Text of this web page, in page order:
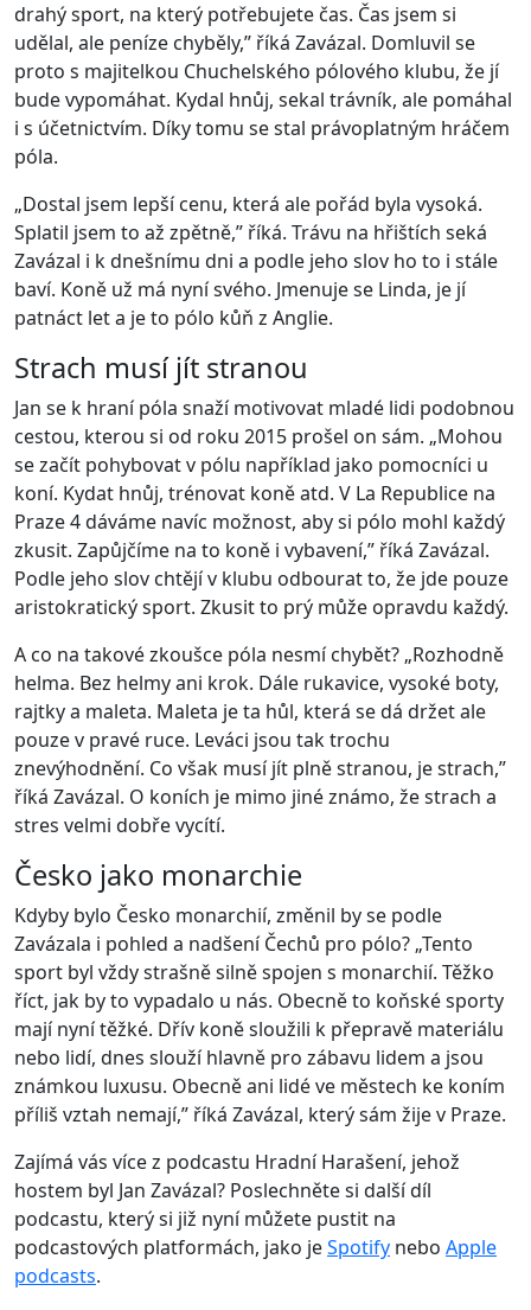
drahý sport, na který potřebujete čas. Čas jsem si
udělal, ale peníze chyběly,” říká Zavázal. Domluvil se
proto s majitelkou Chuchelského pólového klubu, že jí
bude vypomáhat. Kydal hnůj, sekal trávník, ale pomáhal
i s účetnictvím. Díky tomu se stal právoplatným hráčem
póla.
„Dostal jsem lepší cenu, která ale pořád byla vysoká.
Splatil jsem to až zpětně,” říká. Trávu na hřištích seká
Zavázal i k dnešnímu dni a podle jeho slov ho to i stále
baví. Koně už má nyní svého. Jmenuje se Linda, je jí
patnáct let a je to pólo kůň z Anglie.
Strach musí jít stranou
Jan se k hraní póla snaží motivovat mladé lidi podobnou
cestou, kterou si od roku 2015 prošel on sám. „Mohou
se začít pohybovat v pólu například jako pomocníci u
koní. Kydat hnůj, trénovat koně atd. V La Republice na
Praze 4 dáváme navíc možnost, aby si pólo mohl každý
zkusit. Zapůjčíme na to koně i vybavení,” říká Zavázal.
Podle jeho slov chtějí v klubu odbourat to, že jde pouze
aristokratický sport. Zkusit to prý může opravdu každý.
A co na takové zkoušce póla nesmí chybět? „Rozhodně
helma. Bez helmy ani krok. Dále rukavice, vysoké boty,
rajtky a maleta. Maleta je ta hůl, která se dá držet ale
pouze v pravé ruce. Leváci jsou tak trochu
znevýhodnění. Co však musí jít plně stranou, je strach,”
říká Zavázal. O koních je mimo jiné známo, že strach a
stres velmi dobře vycítí.
Česko jako monarchie
Kdyby bylo Česko monarchií, změnil by se podle
Zavázala i pohled a nadšení Čechů pro pólo? „Tento
sport byl vždy strašně silně spojen s monarchií. Těžko
říct, jak by to vypadalo u nás. Obecně to koňské sporty
mají nyní těžké. Dřív koně sloužili k přepravě materiálu
nebo lidí, dnes slouží hlavně pro zábavu lidem a jsou
známkou luxusu. Obecně ani lidé ve městech ke koním
příliš vztah nemají,” říká Zavázal, který sám žije v Praze.
Zajímá vás více z podcastu Hradní Harašení, jehož
hostem byl Jan Zavázal? Poslechněte si další díl
podcastu, který si již nyní můžete pustit na
podcastových platformách, jako jeSpotify nebo Apple
podcasts.